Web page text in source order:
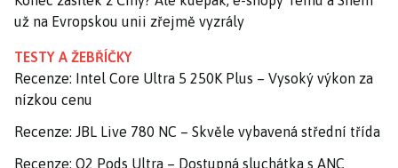
už na Evropskou unii zřejmě vyzrály
TESTY A ŽEBŘÍČKY
Recenze: Intel Core Ultra 5 250K Plus – Vysoký výkon za
nízkou cenu
Recenze: JBL Live 780 NC – Skvěle vybavená střední třída
Recenze: O2 Pods Ultra – Dostupná sluchátka s ANC